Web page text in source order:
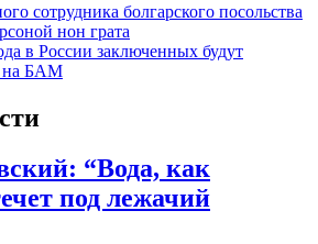
сотрудника болгарского посольства
нон грата
в России заключенных будут
на БАМ
“Вода, как
под лежачий